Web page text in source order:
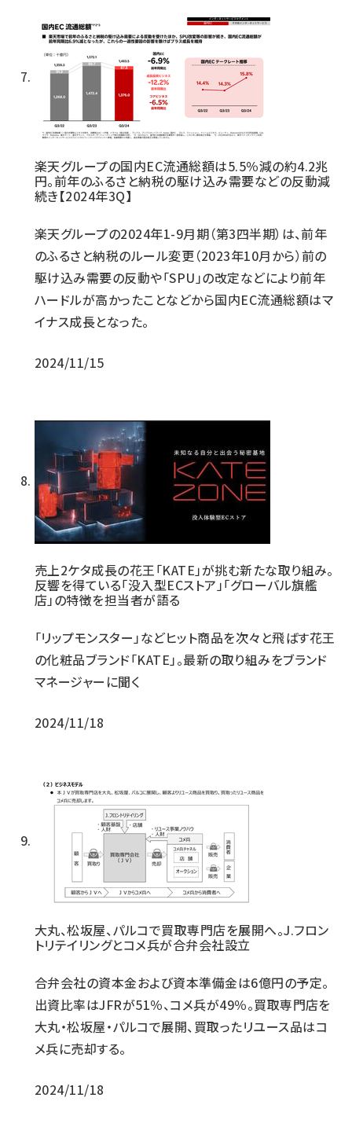
楽天グループの国内EC流通総額は5.5％減の約4.2兆
円。前年のふるさと納税の駆け込み需要などの反動減
続き【2024年3Q】
楽天グループの2024年1-9月期（第3四半期）は、前年
のふるさと納税のルール変更（2023年10月から）前の
駆け込み需要の反動や「SPU」の改定などにより前年
ハードルが高かったことなどから国内EC流通総額はマ
イナス成長となった。
2024/11/15
売上2ケタ成長の花王「KATE」が挑む新たな取り組み。
反響を得ている「没入型ECストア」「グローバル旗艦
店」の特徴を担当者が語る
「リップモンスター」などヒット商品を次々と飛ばす花王
の化粧品ブランド「KATE」。最新の取り組みをブランド
マネージャーに聞く
2024/11/18
大丸、松坂屋、パルコで買取専門店を展開へ。J.フロン
トリテイリングとコメ兵が合弁会社設立
合弁会社の資本金および資本準備金は6億円の予定。
出資比率はJFRが51％、コメ兵が49％。買取専門店を
大丸・松坂屋・パルコで展開、買取ったリユース品はコ
メ兵に売却する。
2024/11/18